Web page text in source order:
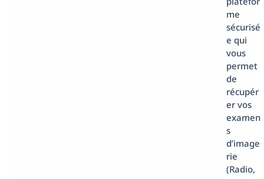
me
sécurisé
e qui
vous
permet
de
récupér
er vos
examen
s
d’image
rie
(Radio,